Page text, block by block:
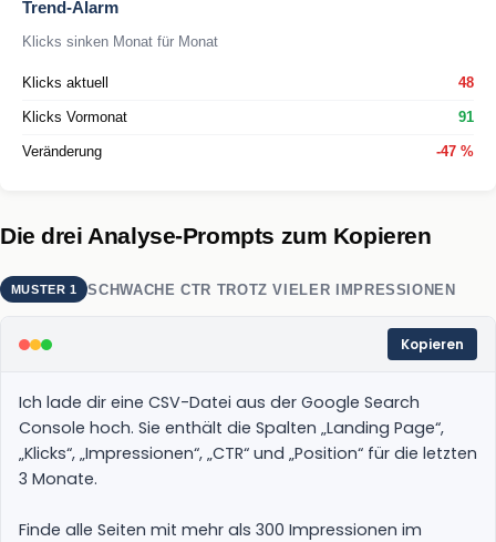
Trend-Alarm
Klicks sinken Monat für Monat
Klicks aktuell 48
Klicks Vormonat 91
Veränderung -47 %
Die drei Analyse-Prompts zum Kopieren
MUSTER 1 SCHWACHE CTR TROTZ VIELER IMPRESSIONEN
Kopieren
Ich lade dir eine CSV-Datei aus der Google Search
Console hoch. Sie enthält die Spalten „Landing Page“,
„Klicks“, „Impressionen“, „CTR“ und „Position“ für die letzten
3 Monate.
Finde alle Seiten mit mehr als 300 Impressionen im